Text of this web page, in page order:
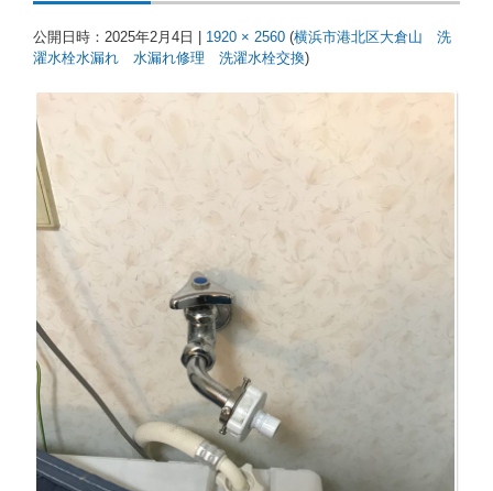
公開日時： 2025年2月4日 1920 × 2560 (横浜市港北区大倉山 洗
濯水栓水漏れ 水漏れ修理 洗濯水栓交換)